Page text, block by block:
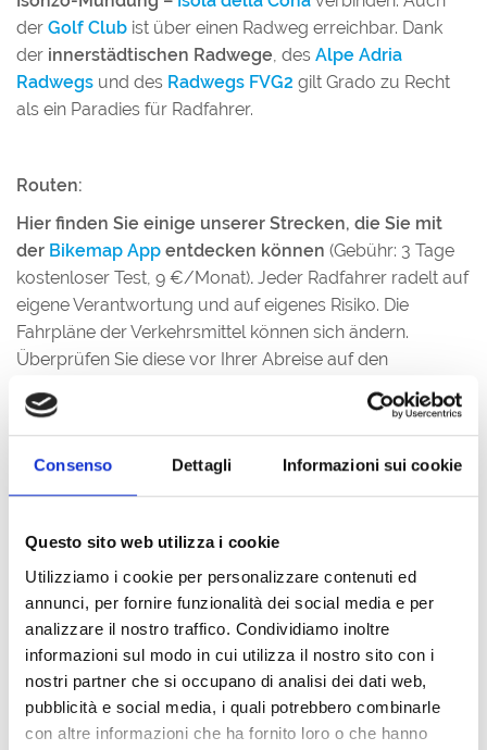
Consenso Dettagli Informazioni sui cookie
Questo sito web utilizza i cookie
Utilizziamo i cookie per personalizzare contenuti ed
annunci, per fornire funzionalità dei social media e per
analizzare il nostro traffico. Condividiamo inoltre
informazioni sul modo in cui utilizza il nostro sito con i
nostri partner che si occupano di analisi dei dati web,
pubblicità e social media, i quali potrebbero combinarle
con altre informazioni che ha fornito loro o che hanno
der Golf Club ist über einen Radweg erreichbar. Dank
der innerstädtischen Radwege, des Alpe Adria
Radwegs und des Radwegs FVG2 gilt Grado zu Recht
als ein Paradies für Radfahrer.
Routen:
Hier finden Sie einige unserer Strecken, die Sie mit
der Bikemap App entdecken können (Gebühr: 3 Tage
kostenloser Test, 9 €/Monat). Jeder Radfahrer radelt auf
eigene Verantwortung und auf eigenes Risiko. Die
Fahrpläne der Verkehrsmittel können sich ändern.
Überprüfen Sie diese vor Ihrer Abreise auf den
ROUTEN MIT ABFAHRT UND ANKUNFT IN GRADO MIT
DEM FAHRRAD
2 - ARCHÄOLOGISCHE ROUTE
(34 KM)
3 -RADTOUR ZUR ERKUNDUNG DER
NATURSCHUTZGEBIETE(52 KM)
GEBIETE UM AQUILEIA
(58 KM)
5 -RADTOUR GRADO - MONFALCONE(40 KM)